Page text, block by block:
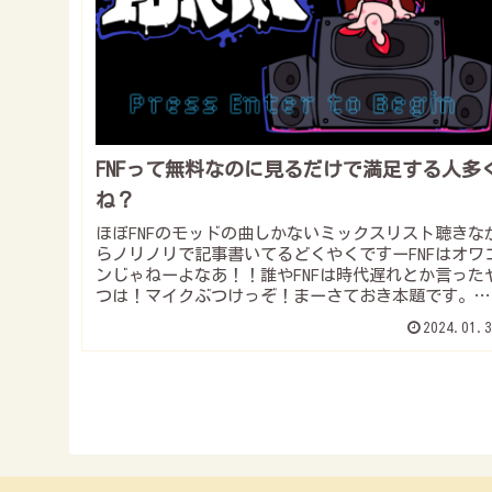
FNFって無料なのに見るだけで満足する人多
ね？
ほぼFNFのモッドの曲しかないミックスリスト聴きな
らノリノリで記事書いてるどくやくですーFNFはオワ
ンじゃねーよなあ！！誰やFNFは時代遅れとか言った
つは！マイクぶつけっぞ！まーさておき本題です。皆